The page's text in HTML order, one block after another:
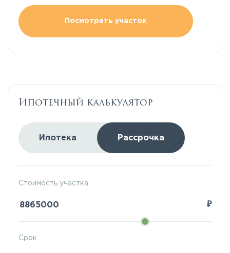
Посмотреть участок
Ипотечный калькулятор
Ипотека Рассрочка
Стоимость участка
₽
Срок